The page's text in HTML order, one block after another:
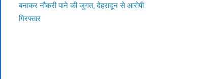
बनाकर नौकरी पाने की जुगत, देहरादून से आरोपी
गिरफ्तार